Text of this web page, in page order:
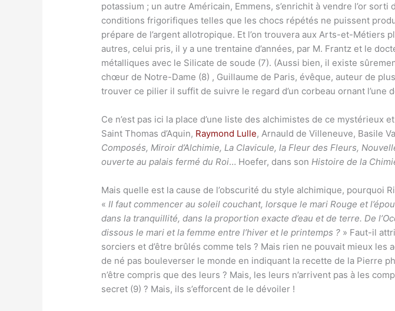
potassium ; un autre Américain, Emmens, s’enrichit à vendre l’or
conditions frigorifiques telles que les chocs répétés ne puissent
prépare de l’argent allotropique. Et l’on trouvera aux Arts-et-
autres, celui pris, il y a une trentaine d’années, par M. Frantz et le
métalliques avec le Silicate de soude (7). (Aussi bien, il existe
chœur de Notre-Dame (8) , Guillaume de Paris, évêque, auteur de
trouver ce pilier il suffit de suivre le regard d’un corbeau ornant
Ce n’est pas ici la place d’une liste des alchimistes de ce
Saint Thomas d’Aquin, Raymond Lulle, Arnauld de Villeneuve, Basile
Composés, Miroir d’Alchimie, La Clavicule, la Fleur des Fleurs,
ouverte au palais fermé du Roi… Hoefer, dans sonHistoire de la
Mais quelle est la cause de l’obscurité du style alchimique,
«II faut commencer au soleil couchant, lorsque le mari Rouge et
dans la tranquillité, dans la proportion exacte d’eau et de terre. De
dissous le mari et la femme entre l’hiver et le printemps ? » Faut-il
sorciers et d’être brûlés comme tels ? Mais rien ne pouvait mieux
de né pas bouleverser le monde en indiquant la recette de la Pierre
n’être compris que des leurs ? Mais, les leurs n’arrivent pas à les
secret (9) ? Mais, ils s’efforcent de le dévoiler !